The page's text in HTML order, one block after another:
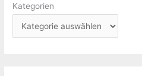
Kategorien